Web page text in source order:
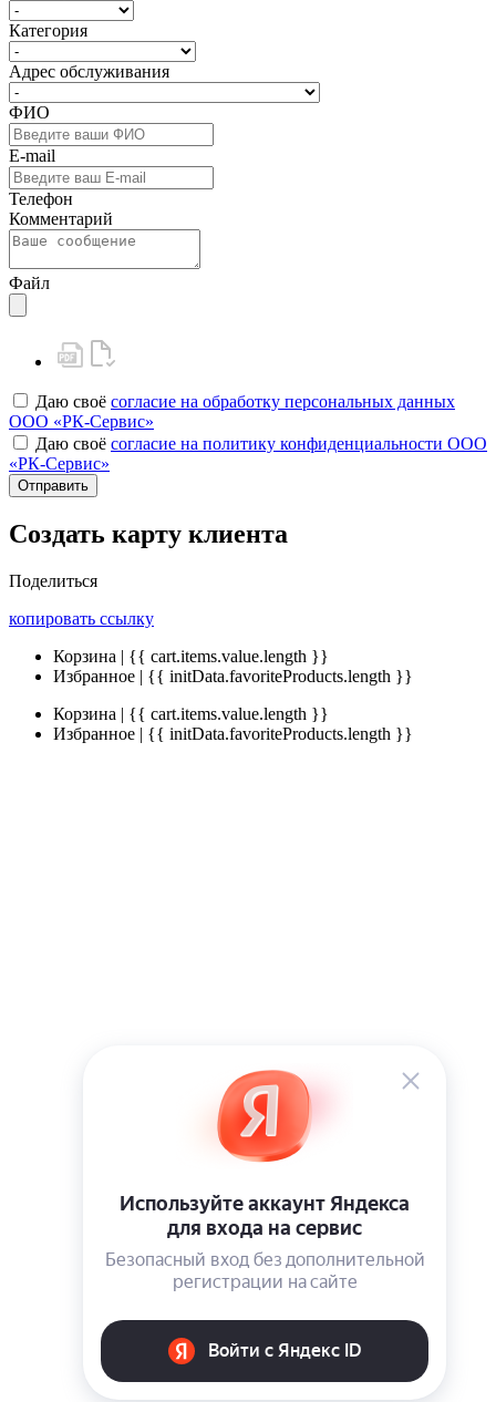
Категория
Адрес обслуживания
ФИО
E-mail
Телефон
Комментарий
Файл
Даю своё согласие на обработку персональных данных
ООО «РК-Сервис»
Даю своё согласие на политику конфиденциальности ООО
«РК-Сервис»
Отправить
Создать карту клиента
Поделиться
копировать ссылку
Корзина | {{ cart.items.value.length }}
Избранное | {{ initData.favoriteProducts.length }}
Корзина | {{ cart.items.value.length }}
Избранное | {{ initData.favoriteProducts.length }}